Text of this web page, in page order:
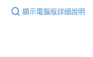
顯示電腦版詳細說明